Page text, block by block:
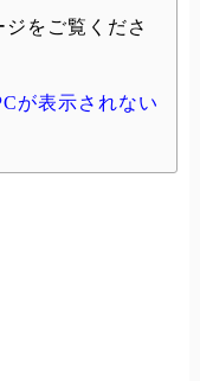
をご覧くださ
が表示されない